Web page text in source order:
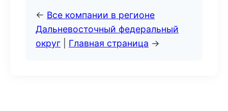
← Все компании в регионе
Дальневосточный федеральный
округ
Главная страница →